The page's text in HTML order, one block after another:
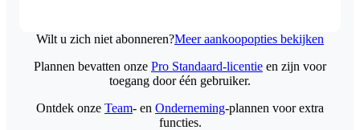
Wilt u zich niet abonneren?Meer aankoopopties bekijken
Plannen bevatten onze Pro Standaard-licentie en zijn voor
toegang door één gebruiker.
Ontdek onze Team- en Onderneming-plannen voor extra
functies.